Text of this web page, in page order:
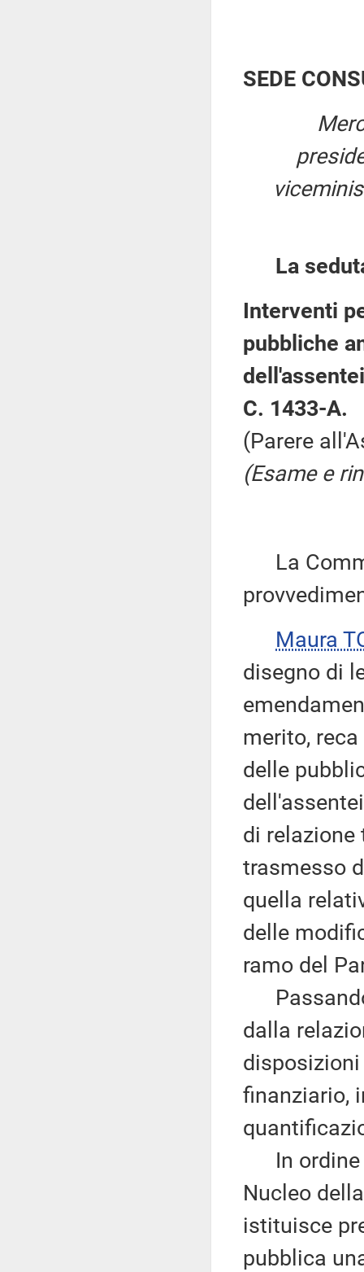
SEDE
La
Interventi
pubbliche
C. 1433-A.
(Parere
(Esame e
La
Maura
disegno di
merito,
delle
di
trasmesso
quella
delle
ramo del
dalla
finanziario,
In ordine
Nucleo
istituisce
pubblica